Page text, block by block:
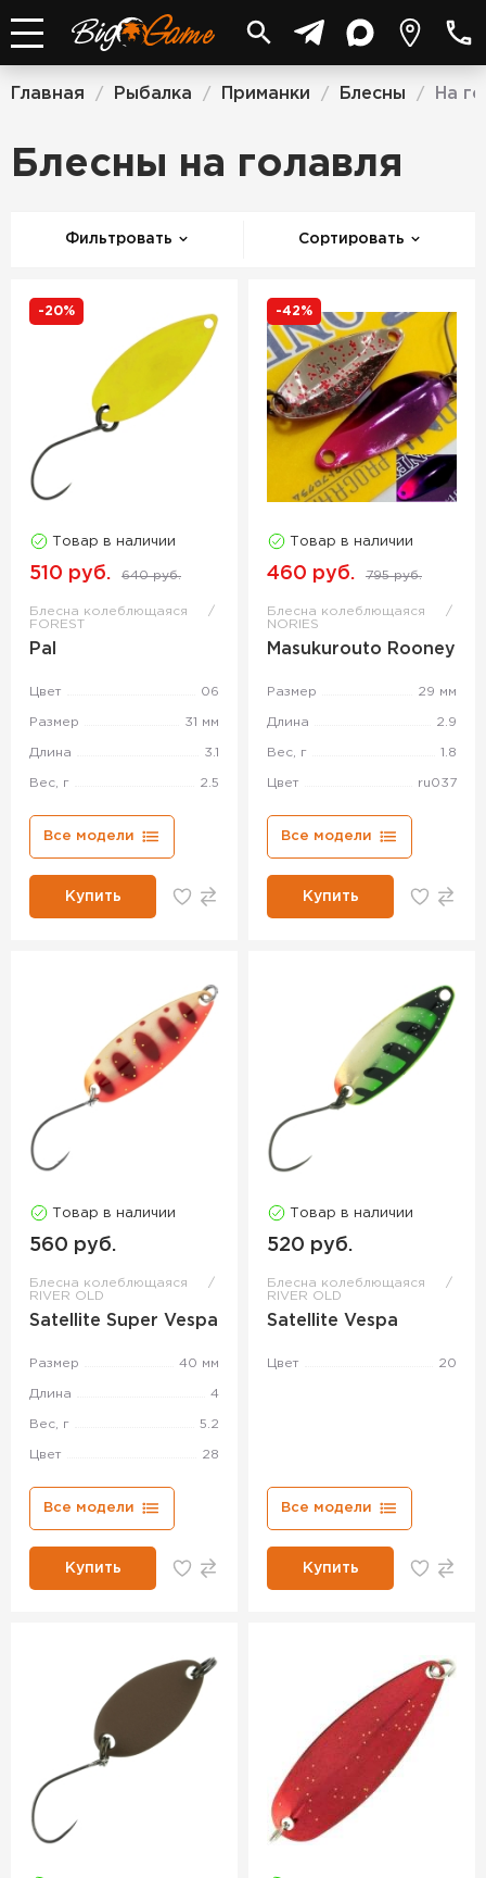
Главная / Рыбалка / Приманки / Блесны / На
Блесны на голавля
Фильтровать Сортировать
-20%
Товар в наличии
510 руб. 640 руб.
Блесна колеблющаяся
FOREST
Pal
Цвет 06
Размер 31 мм
Длина 3.1
Вес, г 2.5
Все модели
Купить
-42%
Товар в наличии
460 руб. 795 руб.
Блесна колеблющаяся
NORIES
Masukurouto Rooney
Размер 29 мм
Длина 2.9
Вес, г 1.8
Цвет ru037
Все модели
Купить
Товар в наличии
560 руб.
Блесна колеблющаяся
RIVER OLD
Satellite Super Vespa
Размер 40 мм
Длина 4
Вес, г 5.2
Цвет 28
Все модели
Купить
Товар в наличии
520 руб.
Блесна колеблющаяся
RIVER OLD
Satellite Vespa
Цвет 20
Все модели
Купить